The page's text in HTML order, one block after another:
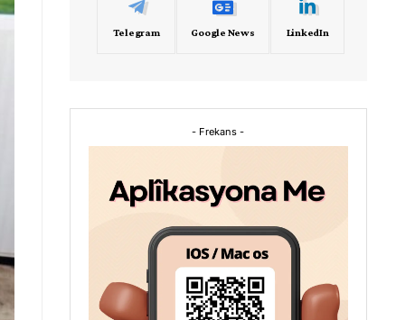
Telegram Google News LinkedIn
- Frekans -